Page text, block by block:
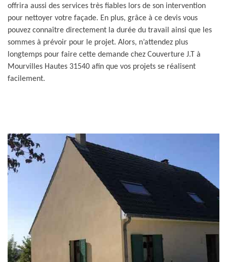
offrira aussi des services très fiables lors de son intervention
pour nettoyer votre façade. En plus, grâce à ce devis vous
pouvez connaître directement la durée du travail ainsi que les
sommes à prévoir pour le projet. Alors, n’attendez plus
longtemps pour faire cette demande chez Couverture J.T à
Mourvilles Hautes 31540 afin que vos projets se réalisent
facilement.